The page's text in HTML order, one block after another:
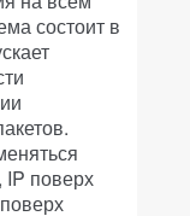
состоит в
поверх